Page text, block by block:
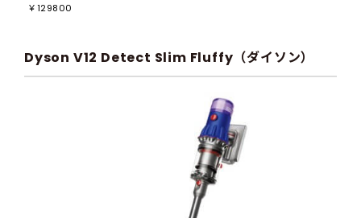
￥129800
Dyson V12 Detect Slim Fluffy（ダイソン）